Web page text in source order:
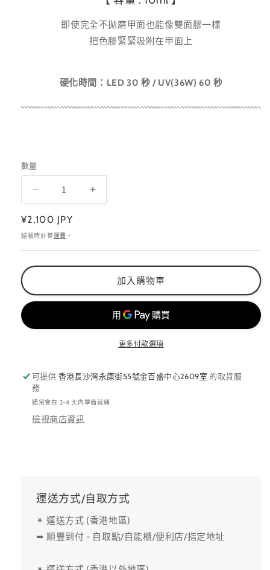
即使完全不拋磨甲面也能像雙面膠一樣
把色膠緊緊吸附在甲面上
硬化時間： LED 30 秒 / UV(36W) 60 秒
數量
BASE
GEL
支
裝
底
膠
量
少
BASE
GEL
底
膠
量
加
定
價
¥2,100 JPY
結帳時計算運費 。
加入購物車
更多付款選項
可提供 香港長沙灣永康街55號金百盛中心2609室 的取貨服
務
通常會在 2-4 天內準備就緒
檢視商店資訊
運送方式/自取方式
✴ 運送方式 (香港地區)
➥ 順豐到付 - 自取點/自能櫃/便利店/指定地址